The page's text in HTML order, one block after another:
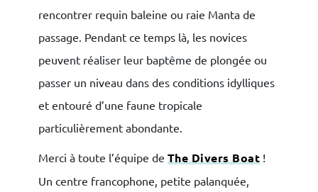
rencontrer requin baleine ou raie Manta de
passage. Pendant ce temps là, les novices
peuvent réaliser leur baptême de plongée ou
passer un niveau dans des conditions idylliques
et entouré d’une faune tropicale
particulièrement abondante.
Merci à toute l’équipe de The Divers Boat !
Un centre francophone, petite palanquée,